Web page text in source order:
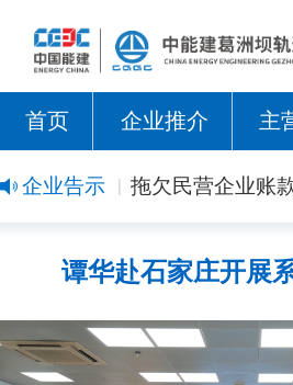
首页 企业推介 主
企业告示
中国葛洲坝集团市政工程有限公司2026年成熟人才招聘公告
谭华赴石家庄开展